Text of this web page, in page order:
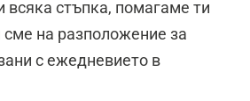
всяка стъпка, помагаме ти
на разположение за
с ежедневието в